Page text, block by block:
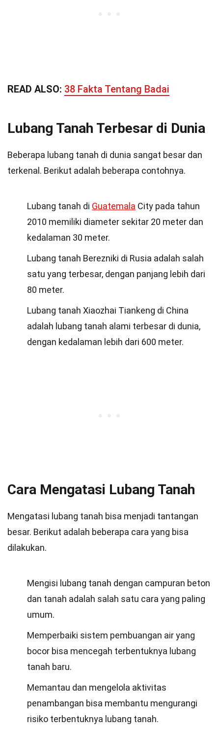
READ ALSO: 38 Fakta Tentang Badai
Lubang Tanah Terbesar di Dunia
Beberapa lubang tanah di dunia sangat besar dan
terkenal. Berikut adalah beberapa contohnya.
Lubang tanah di Guatemala City pada tahun
2010 memiliki diameter sekitar 20 meter dan
kedalaman 30 meter.
Lubang tanah Berezniki di Rusia adalah salah
satu yang terbesar, dengan panjang lebih dari
80 meter.
Lubang tanah Xiaozhai Tiankeng di China
adalah lubang tanah alami terbesar di dunia,
dengan kedalaman lebih dari 600 meter.
Cara Mengatasi Lubang Tanah
Mengatasi lubang tanah bisa menjadi tantangan
besar. Berikut adalah beberapa cara yang bisa
dilakukan.
Mengisi lubang tanah dengan campuran beton
dan tanah adalah salah satu cara yang paling
umum.
Memperbaiki sistem pembuangan air yang
bocor bisa mencegah terbentuknya lubang
tanah baru.
Memantau dan mengelola aktivitas
penambangan bisa membantu mengurangi
risiko terbentuknya lubang tanah.